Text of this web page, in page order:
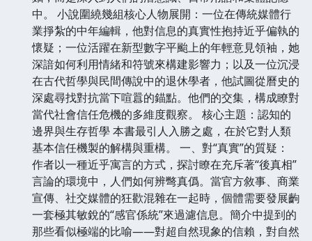
中。 小說圍繞幾組核心人物展開：一位在傳統媒體行
業掙紮的中年編輯，他對信息的真實性抱持近乎偏執的
懷疑；一位活躍在新型數字平颱上的年輕意見領袖，她
深諳如何利用情緒和符號來構建影響力；以及一位沉浸
在古代哲學與民間傳說中的退休學者，他試圖從曆史的
深處尋找對抗當下喧囂的錨點。他們的交集，構成瞭對
當代社會信任危機的多維度觀察。 核心主題：認知的
邊界與生存哲學 本書最引人入勝之處，在於它對人類
基本信任機製的解構與重構。 一、對“真實”的質疑：
作者以一種近乎寓言的方式，探討瞭在充斥著“後真相”
言論的環境中，人們如何辨彆真僞。當官方敘事、商業
宣傳、社交媒體的狂歡混雜在一起時，個體需要發展齣
一套極其敏銳的“感官係統”來過濾信息。簡介中提到的
那些看似極端的比喻——對超自然現象的信賴，對自然